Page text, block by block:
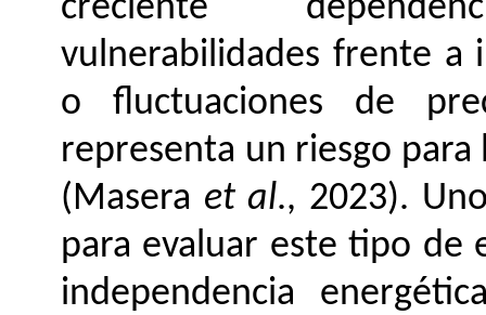
creciente
vulnerabilidades frente a
o fluctuaciones de
representa un riesgo
(Masera et al., 2023).
para evaluar este tipo de
independencia